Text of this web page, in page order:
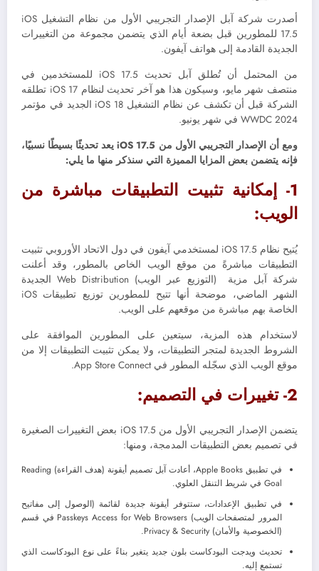
أصدرت شركة آبل الإصدار التجريبي الأول من نظام التشغيل iOS
17.5 للمطورين قبل بضعة أيام الذي يتضمن مجموعة من التغييرات
الجديدة القادمة إلى هواتف آيفون.
من المحتمل أن تُطلق آبل تحديث iOS 17.5 للمستخدمين في
منتصف شهر مايو، وسيكون هذا هو آخر تحديث لنظام iOS 17 تطلقه
الشركة قبل أن تكشف عن نظام التشغيل iOS 18 الجديد في مؤتمر
WWDC 2024 في شهر يونيو.
ومع أن الإصدار التجريبي الأول من iOS 17.5 يعد تحديثًا بسيطًا نسبيًا،
فإنه يتضمن بعض المزايا المميزة التي سنذكر منها ما يلي:
1- إمكانية تثبيت التطبيقات مباشرة من
الويب:
يُتيح نظام iOS 17.5 لمستخدمي آيفون في دول الاتحاد الأوروبي تثبيت
التطبيقات مباشرةً من موقع الويب الخاص بالمطور، وقد أعلنت
شركة آبل مزية (التوزيع عبر الويب) Web Distribution الجديدة
الشهر الماضي، موضحة أنها تتيح للمطورين توزيع تطبيقات iOS
الخاصة بهم مباشرة من موقعهم على الويب.
لاستخدام هذه المزية، سيتعين على المطورين الموافقة على
الشروط الجديدة لمتجر التطبيقات، ولا يمكن تثبيت التطبيقات إلا من
موقع الويب الذي سجّله المطور في App Store Connect.
2- تغييرات في التصميم:
يتضمن الإصدار التجريبي الأول من iOS 17.5 بعض التغييرات الصغيرة
في تصميم بعض التطبيقات المدمجة، ومنها:
في تطبيق Apple Books، أعادت آبل تصميم أيقونة (هدف القراءة) Reading
Goal في شريط التنقل العلوي.
في تطبيق الإعدادات، ستتوفر أيقونة جديدة لقائمة (الوصول إلى مفاتيح
المرور لمتصفحات الويب) Passkeys Access for Web Browsers في قسم
(الخصوصية والأمان) Privacy & Security.
تحديث ويدجت البودكاست بلون جديد يتغير بناءً على نوع البودكاست الذي
تستمع إليه.